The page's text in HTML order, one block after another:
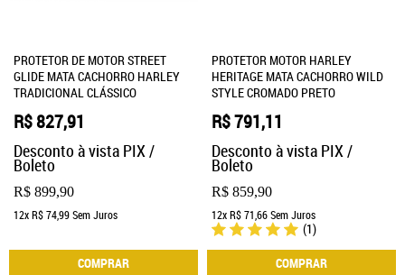
PROTETOR DE MOTOR STREET
GLIDE MATA CACHORRO HARLEY
TRADICIONAL CLÁSSICO
R$ 899,90
R$ 827,91
Desconto à vista PIX /
Boleto
12xR$ 74,99Sem Juros
COMPRAR
PROTETOR MOTOR HARLEY
HERITAGE MATA CACHORRO WILD
STYLE CROMADO PRETO
(1)
R$ 859,90
R$ 791,11
Desconto à vista PIX /
Boleto
12xR$ 71,66Sem Juros
COMPRAR